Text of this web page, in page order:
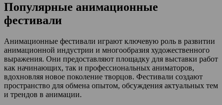
Популярные анимационные
фестивали
Анимационные фестивали играют ключевую роль в развитии
анимационной индустрии и многообразия художественного
выражения. Они предоставляют площадку для выставки работ
как начинающих, так и профессиональных аниматоров,
вдохновляя новое поколение творцов. Фестивали создают
пространство для обмена опытом, обсуждения актуальных тем
и трендов в анимации.